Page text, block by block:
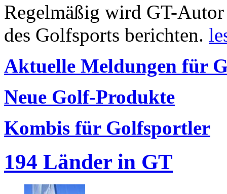
Regelmäßig wird GT-
des Golfsports berichten.
Aktuelle Meldungen für
Neue Golf-Produkte
Kombis für Golfsportler
194 Länder in GT